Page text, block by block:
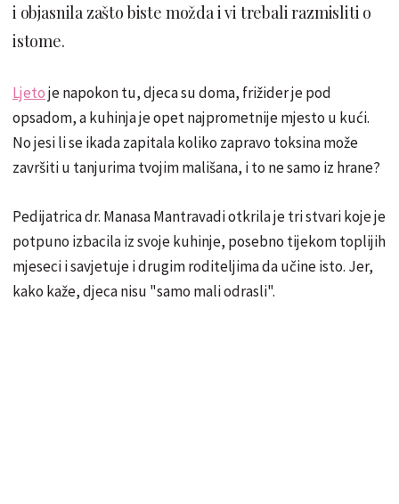
i objasnila zašto biste možda i vi trebali razmisliti o
istome.
Ljetoje napokon tu, djeca su doma, frižider je pod
opsadom, a kuhinja je opet najprometnije mjesto u kući.
No jesi li se ikada zapitala koliko zapravo toksina može
završiti u tanjurima tvojim mališana, i to ne samo iz hrane?
Pedijatrica dr. Manasa Mantravadi otkrila je tri stvari koje je
potpuno izbacila iz svoje kuhinje, posebno tijekom toplijih
mjeseci i savjetuje i drugim roditeljima da učine isto. Jer,
kako kaže, djeca nisu "samo mali odrasli".